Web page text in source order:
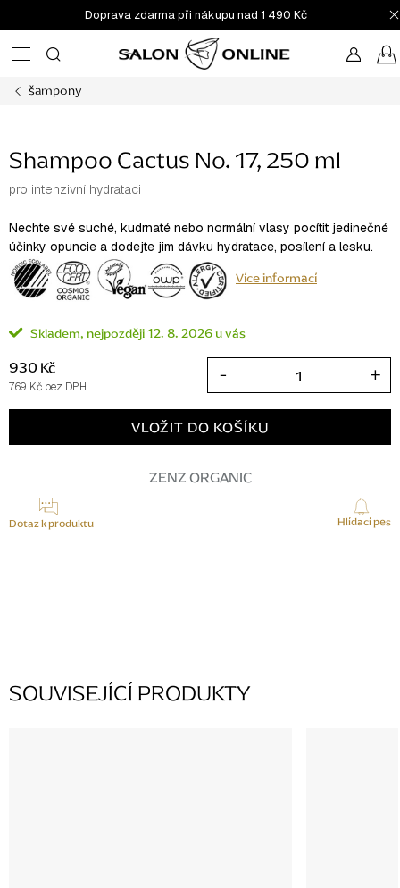
na
obsah
Doprava zdarma při nákupu nad 1 490 Kč
šampony
Shampoo Cactus No. 17, 250 ml
pro intenzivní hydrataci
Nechte své suché, kudrnaté nebo normální vlasy pocítit jedinečné
účinky opuncie a dodejte jim dávku hydratace, posílení a lesku.
Více informací
Skladem 12. 8. 2026
930 Kč
769 Kč bez DPH
VLOŽIT DO KOŠÍKU
ZENZ ORGANIC
Dotaz k produktu Hlídací pes
SOUVISEJÍCÍ PRODUKTY